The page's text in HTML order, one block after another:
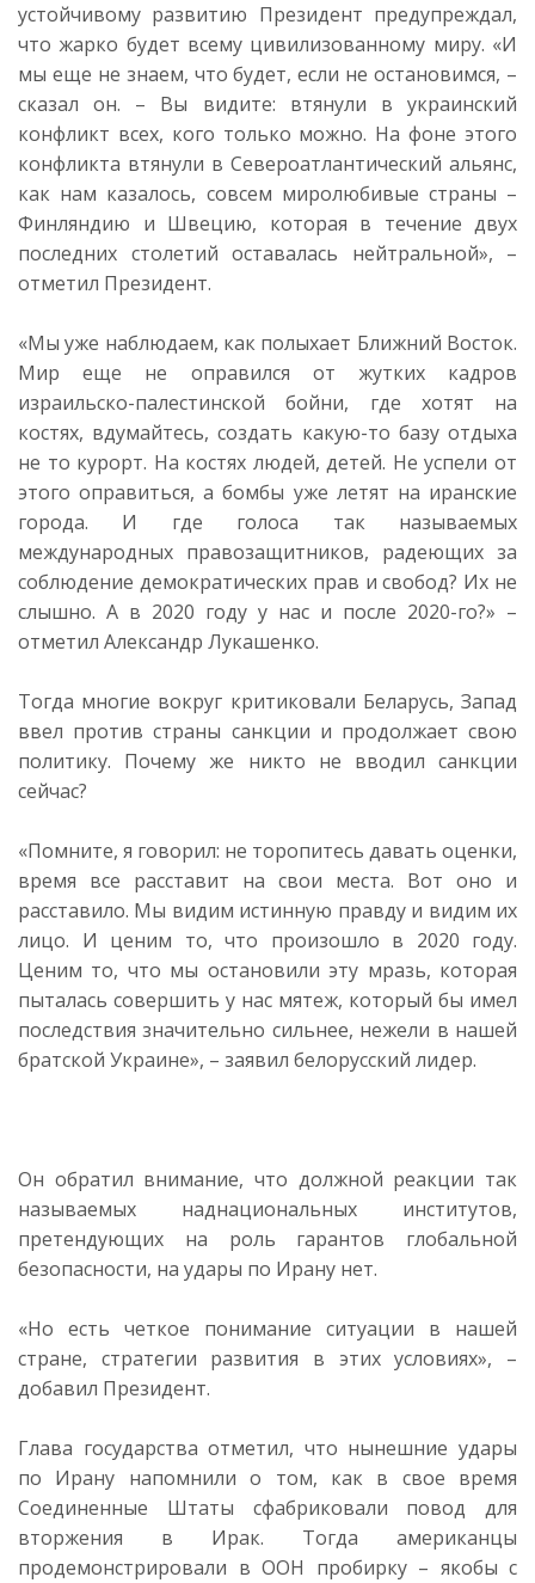
устойчивому развитию Президент предупреждал,
что жарко будет всему цивилизованному миру. «И
мы еще не знаем, что будет, если не остановимся, –
сказал он. – Вы видите: втянули в украинский
конфликт всех, кого только можно. На фоне этого
конфликта втянули в Североатлантический альянс,
как нам казалось, совсем миролюбивые страны –
Финляндию и Швецию, которая в течение двух
последних столетий оставалась нейтральной», –
отметил Президент.
«Мы уже наблюдаем, как полыхает Ближний Восток.
Мир еще не оправился от жутких кадров
израильско-палестинской бойни, где хотят на
костях, вдумайтесь, создать какую-то базу отдыха
не то курорт. На костях людей, детей. Не успели от
этого оправиться, а бомбы уже летят на иранские
города. И где голоса так называемых
международных правозащитников, радеющих за
соблюдение демократических прав и свобод? Их не
слышно. А в 2020 году у нас и после 2020-го?» –
отметил Александр Лукашенко.
Тогда многие вокруг критиковали Беларусь, Запад
ввел против страны санкции и продолжает свою
политику. Почему же никто не вводил санкции
сейчас?
«Помните, я говорил: не торопитесь давать оценки,
время все расставит на свои места. Вот оно и
расставило. Мы видим истинную правду и видим их
лицо. И ценим то, что произошло в 2020 году.
Ценим то, что мы остановили эту мразь, которая
пыталась совершить у нас мятеж, который бы имел
последствия значительно сильнее, нежели в нашей
братской Украине», – заявил белорусский лидер.
Он обратил внимание, что должной реакции так
называемых наднациональных институтов,
претендующих на роль гарантов глобальной
безопасности, на удары по Ирану нет.
«Но есть четкое понимание ситуации в нашей
стране, стратегии развития в этих условиях», –
добавил Президент.
Глава государства отметил, что нынешние удары
по Ирану напомнили о том, как в свое время
Соединенные Штаты сфабриковали повод для
вторжения в Ирак. Тогда американцы
продемонстрировали в ООН пробирку – якобы с